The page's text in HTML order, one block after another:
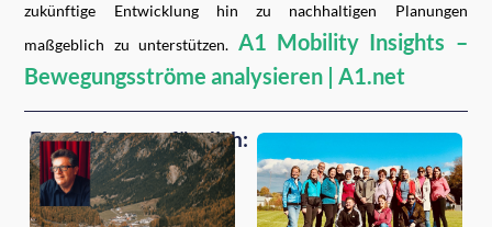
zukünftige Entwicklung hin zu nachhaltigen Planungen
maßgeblich zu unterstützen. A1 Mobility Insights –
Bewegungsströme analysieren | A1.net
Empfehlungen für dich: